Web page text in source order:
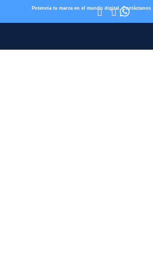
expomas.com.coPotencia tu marca en el mundo digital. Contáctanos